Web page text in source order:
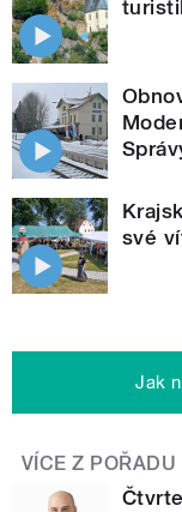
své
Jak
VÍCE Z POŘADU